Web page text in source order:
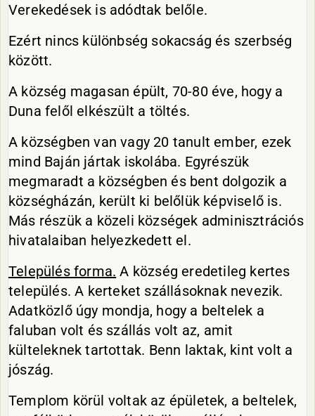
Verekedések is adódtak belőle.
Ezért nincs különbség sokacság és szerbség
között.
A község magasan épült, 70-80 éve, hogy a
Duna felől elkészült a töltés.
A községben van vagy 20 tanult ember, ezek
mind Baján jártak iskolába. Egyrészük
megmaradt a községben és bent dolgozik a
községházán, került ki belőlük képviselő is.
Más részük a közeli községek adminisztrációs
hivatalaiban helyezkedett el.
Település forma. A község eredetileg kertes
település. A kerteket szállásoknak nevezik.
Adatközlő úgy mondja, hogy a beltelek a
faluban volt és szállás volt az, amit
külteleknek tartottak. Benn laktak, kint volt a
jószág.
Templom körül voltak az épületek, a beltelek,